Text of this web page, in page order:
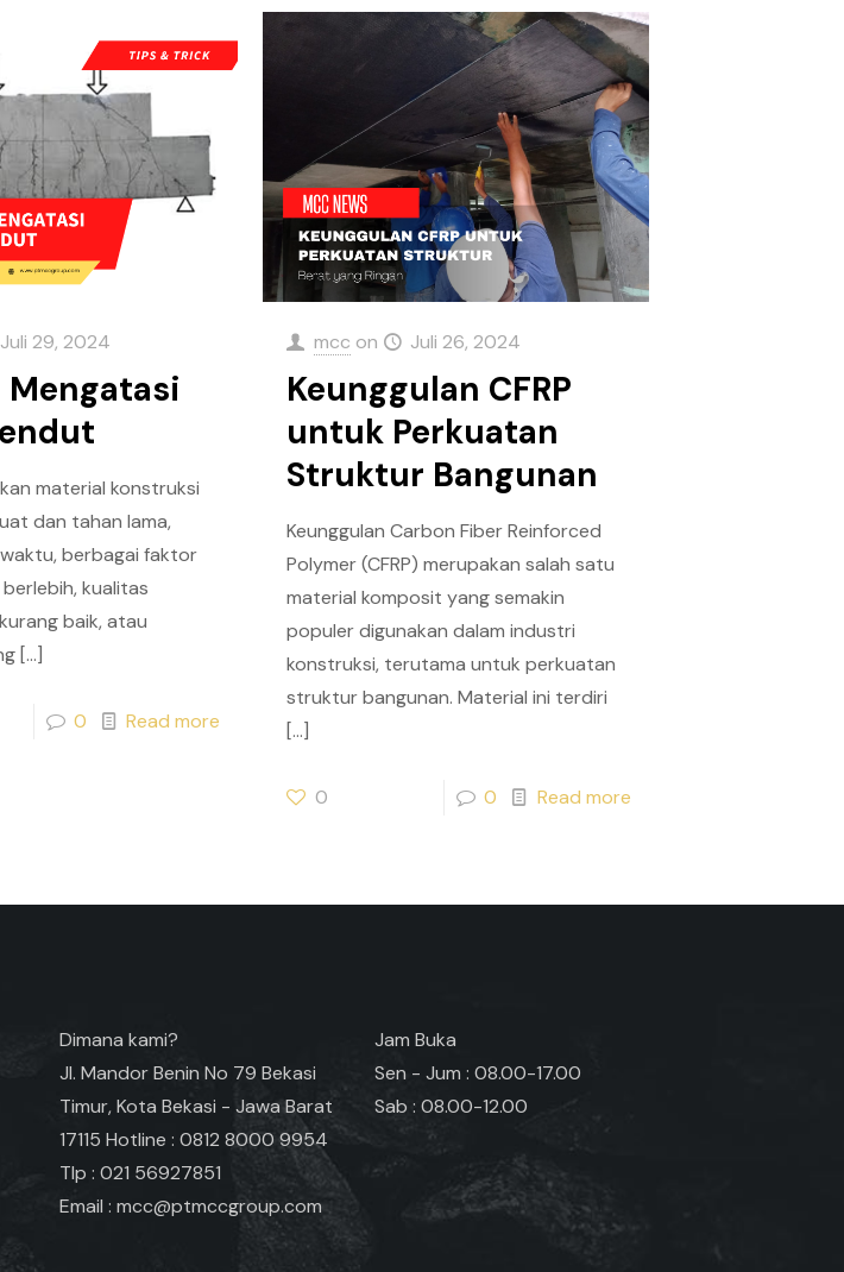
Juli 29, 2024
Mengatasi
material konstruksi
dan tahan lama,
berbagai faktor
kualitas
baik, atau
[…]
0 Read more
mcc on Juli 26, 2024
Keunggulan CFRP
untuk Perkuatan
Struktur Bangunan
Keunggulan Carbon Fiber Reinforced
Polymer (CFRP) merupakan salah satu
material komposit yang semakin
populer digunakan dalam industri
konstruksi, terutama untuk perkuatan
struktur bangunan. Material ini terdiri
[…]
0 0 Read more
Dimana kami?
Jl. Mandor Benin No 79 Bekasi
Timur, Kota Bekasi - Jawa Barat
17115 Hotline : 0812 8000 9954
Tlp : 021 56927851
Email : mcc@ptmccgroup.com
Jam Buka
Sen - Jum : 08.00-17.00
Sab : 08.00-12.00